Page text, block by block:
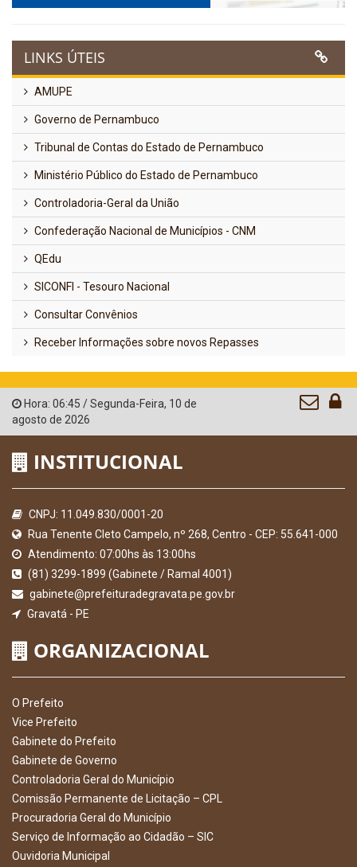
LINKS ÚTEIS
AMUPE
Governo de Pernambuco
Tribunal de Contas do Estado de Pernambuco
Ministério Público do Estado de Pernambuco
Controladoria-Geral da União
Confederação Nacional de Municípios - CNM
QEdu
SICONFI - Tesouro Nacional
Consultar Convênios
Receber Informações sobre novos Repasses
Hora: 06:45 /Segunda-Feira, 10 de
agosto de 2026
INSTITUCIONAL
CNPJ: 11.049.830/0001-20
Rua Tenente Cleto Campelo, nº 268, Centro - CEP: 55.641-000
Atendimento: 07:00hs às 13:00hs
(81) 3299-1899 (Gabinete / Ramal 4001)
gabinete@prefeituradegravata.pe.gov.br
Gravatá - PE
ORGANIZACIONAL
O Prefeito
Vice Prefeito
Gabinete do Prefeito
Gabinete de Governo
Controladoria Geral do Município
Comissão Permanente de Licitação – CPL
Procuradoria Geral do Município
Serviço de Informação ao Cidadão – SIC
Ouvidoria Municipal